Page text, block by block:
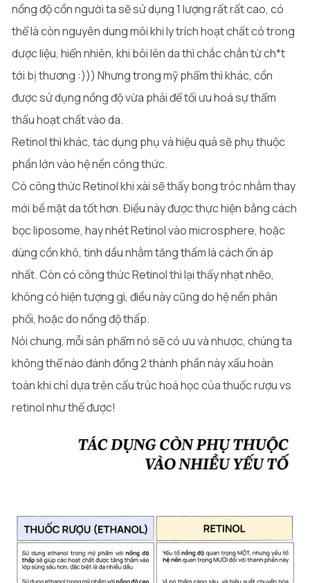
nồng độ cồn người ta sẽ sử dụng 1 lượng rất rất cao, có
thể là còn nguyên dung môi khi ly trích hoạt chất có trong
dược liệu, hiển nhiên, khi bôi lên da thì chắc chắn từ ch*t
tới bị thương :))) Nhưng trong mỹ phẩm thì khác, cồn
được sử dụng nồng độ vừa phải để tối ưu hoá sự thẩm
thấu hoạt chất vào da.
Retinol thì khác, tác dụng phụ và hiệu quả sẽ phụ thuộc
phần lớn vào hệ nền công thức.
Có công thức Retinol khi xài sẽ thấy bong tróc nhằm thay
mới bề mặt da tốt hơn. Điều này được thực hiện bằng cách
bọc liposome, hay nhét Retinol vào microsphere, hoặc
dùng cồn khô, tinh dầu nhằm tăng thấm là cách ổn áp
nhất. Còn có công thức Retinol thì lại thấy nhạt nhẽo,
không có hiện tượng gì, điều này cũng do hệ nền phân
phối, hoặc do nồng độ thấp.
Nói chung, mỗi sản phẩm nó sẽ có ưu và nhược, chúng ta
không thể nào đánh đồng 2 thành phần này xấu hoàn
toàn khi chỉ dựa trên cấu trúc hoá học của thuốc rượu vs
retinol như thế được!